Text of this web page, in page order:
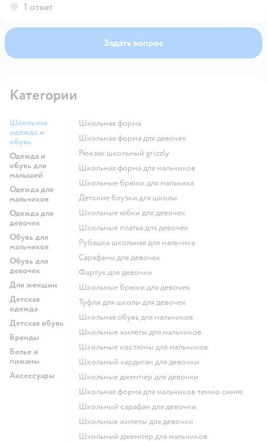
1 ответ
Задать вопрос
Категории
Школьная
одежда и
обувь
Одежда и
обувь для
малышей
Одежда для
мальчиков
Одежда для
девочек
Обувь для
мальчиков
Обувь для
девочек
Для женщин
Детская
одежда
Детская обувь
Бренды
Белье и
пижамы
Аксессуары
Школьная форма
Школьная форма для девочек
Рюкзак школьный grizzly
Школьная форма для мальчиков
Школьные брюки для мальчика
Детские блузки для школы
Школьные юбки для девочек
Школьные платья для девочек
Рубашка школьная для мальчика
Сарафаны для девочек
Фартук для девочки
Школьные брюки для девочек
Туфли для школы для девочек
Школьная обувь для мальчиков
Школьные жилеты для мальчиков
Школьные костюмы для мальчиков
Школьный кардиган для девочки
Школьные джемпер для девочки
Школьная форма для мальчиков темно синяя
Школьный сарафан для девочки
Школьные жилеты для девочки
Школьный джемпер для мальчиков